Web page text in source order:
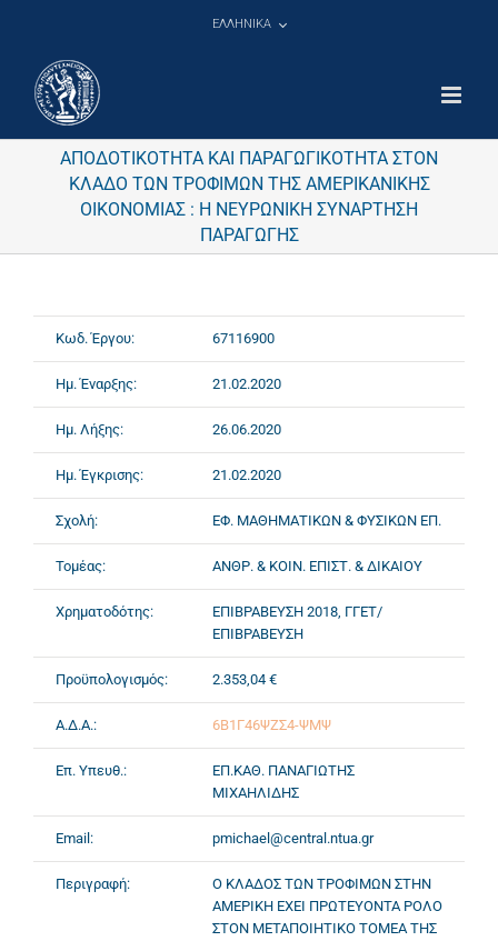
ΕΛΛΗΝΙΚΑ
ΑΠΟΔΟΤΙΚΟΤΗΤΑ ΚΑΙ ΠΑΡΑΓΩΓΙΚΟΤΗΤΑ ΣΤΟΝ
ΚΛΑΔΟ ΤΩΝ ΤΡΟΦΙΜΩΝ ΤΗΣ ΑΜΕΡΙΚΑΝΙΚΗΣ
ΟΙΚΟΝΟΜΙΑΣ : Η ΝΕΥΡΩΝΙΚΗ ΣΥΝΑΡΤΗΣΗ
ΠΑΡΑΓΩΓΗΣ
Κωδ. Έργου: 67116900
Ημ. Έναρξης: 21.02.2020
Ημ. Λήξης: 26.06.2020
Ημ. Έγκρισης: 21.02.2020
Σχολή: ΕΦ. ΜΑΘΗΜΑΤΙΚΩΝ & ΦΥΣΙΚΩΝ ΕΠ.
Τομέας: ΑΝΘΡ. & ΚΟΙΝ. ΕΠΙΣΤ. & ΔΙΚΑΙΟΥ
Χρηματοδότης:
ΕΠΙΒΡΑΒΕΥΣΗ 2018, ΓΓΕΤ/
ΕΠΙΒΡΑΒΕΥΣΗ
Προϋπολογισμός: 2.353,04 €
Α.Δ.Α.: 6Β1Γ46ΨΖΣ4-ΨΜΨ
Επ. Υπευθ.:
ΕΠ.ΚΑΘ. ΠΑΝΑΓΙΩΤΗΣ
ΜΙΧΑΗΛΙΔΗΣ
Email: pmichael@central.ntua.gr
Περιγραφή:
Ο ΚΛΑΔΟΣ ΤΩΝ ΤΡΟΦΙΜΩΝ ΣΤΗΝ
ΑΜΕΡΙΚΗ ΕΧΕΙ ΠΡΩΤΕΥΟΝΤΑ ΡΟΛΟ
ΣΤΟΝ ΜΕΤΑΠΟΙΗΤΙΚΟ ΤΟΜΕΑ ΤΗΣ